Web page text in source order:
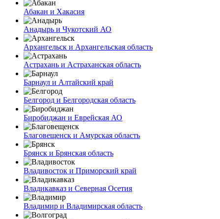
Абакан и Хакасия
Анадырь и Чукотский АО
Архангельск и Архангельская область
Астрахань и Астраханская область
Барнаул и Алтайский край
Белгород и Белгородская область
Биробиджан и Еврейская АО
Благовещенск и Амурская область
Брянск и Брянская область
Владивосток и Приморский край
Владикавказ и Северная Осетия
Владимир и Владимирская область